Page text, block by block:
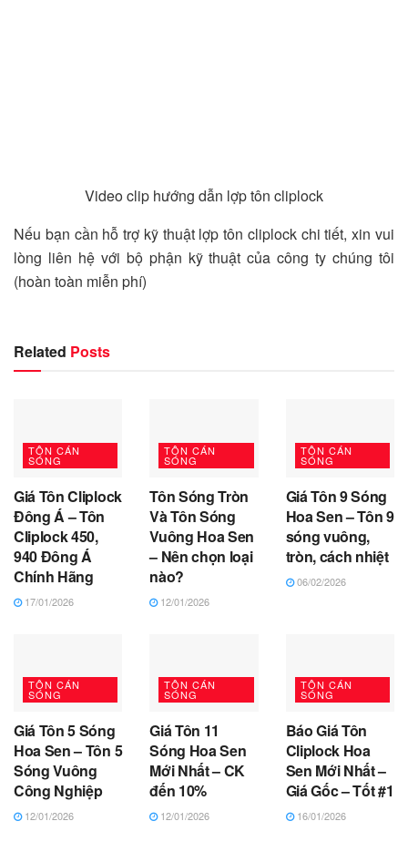
Video clip hướng dẫn lợp tôn cliplock
Nếu bạn cần hỗ trợ kỹ thuật lợp tôn cliplock chi tiết, xin vui
lòng liên hệ với bộ phận kỹ thuật của công ty chúng tôi
(hoàn toàn miễn phí)
Related Posts
TÔN CÁN
SÓNG
Giá Tôn Cliplock
Đông Á – Tôn
Cliplock 450,
940 Đông Á
Chính Hãng
17/01/2026
TÔN CÁN
SÓNG
Tôn Sóng Tròn
Và Tôn Sóng
Vuông Hoa Sen
– Nên chọn loại
nào?
12/01/2026
TÔN CÁN
SÓNG
Giá Tôn 9 Sóng
Hoa Sen – Tôn 9
sóng vuông,
tròn, cách nhiệt
06/02/2026
TÔN CÁN
SÓNG
Giá Tôn 5 Sóng
Hoa Sen – Tôn 5
Sóng Vuông
Công Nghiệp
12/01/2026
TÔN CÁN
SÓNG
Giá Tôn 11
Sóng Hoa Sen
Mới Nhất – CK
đến 10%
12/01/2026
TÔN CÁN
SÓNG
Báo Giá Tôn
Cliplock Hoa
Sen Mới Nhất –
Giá Gốc – Tốt #1
16/01/2026